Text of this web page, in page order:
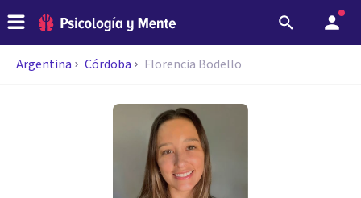
Argentina Córdoba Florencia Bodello